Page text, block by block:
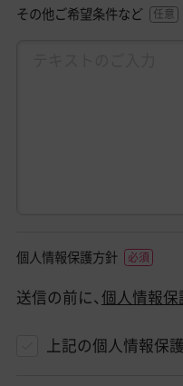
その他ご希望条件など
個人情報保護方針
送信の前に、 個人情報保
上記の個人情報保